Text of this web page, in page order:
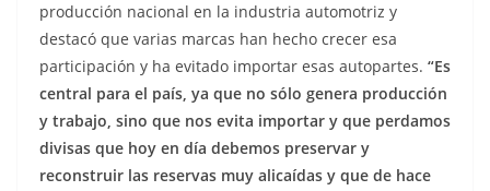
producción nacional en la industria automotriz y
destacó que varias marcas han hecho crecer esa
participación y ha evitado importar esas autopartes. “Es
central para el país, ya que no sólo genera producción
y trabajo, sino que nos evita importar y que perdamos
divisas que hoy en día debemos preservar y
reconstruir las reservas muy alicaídas y que de hace